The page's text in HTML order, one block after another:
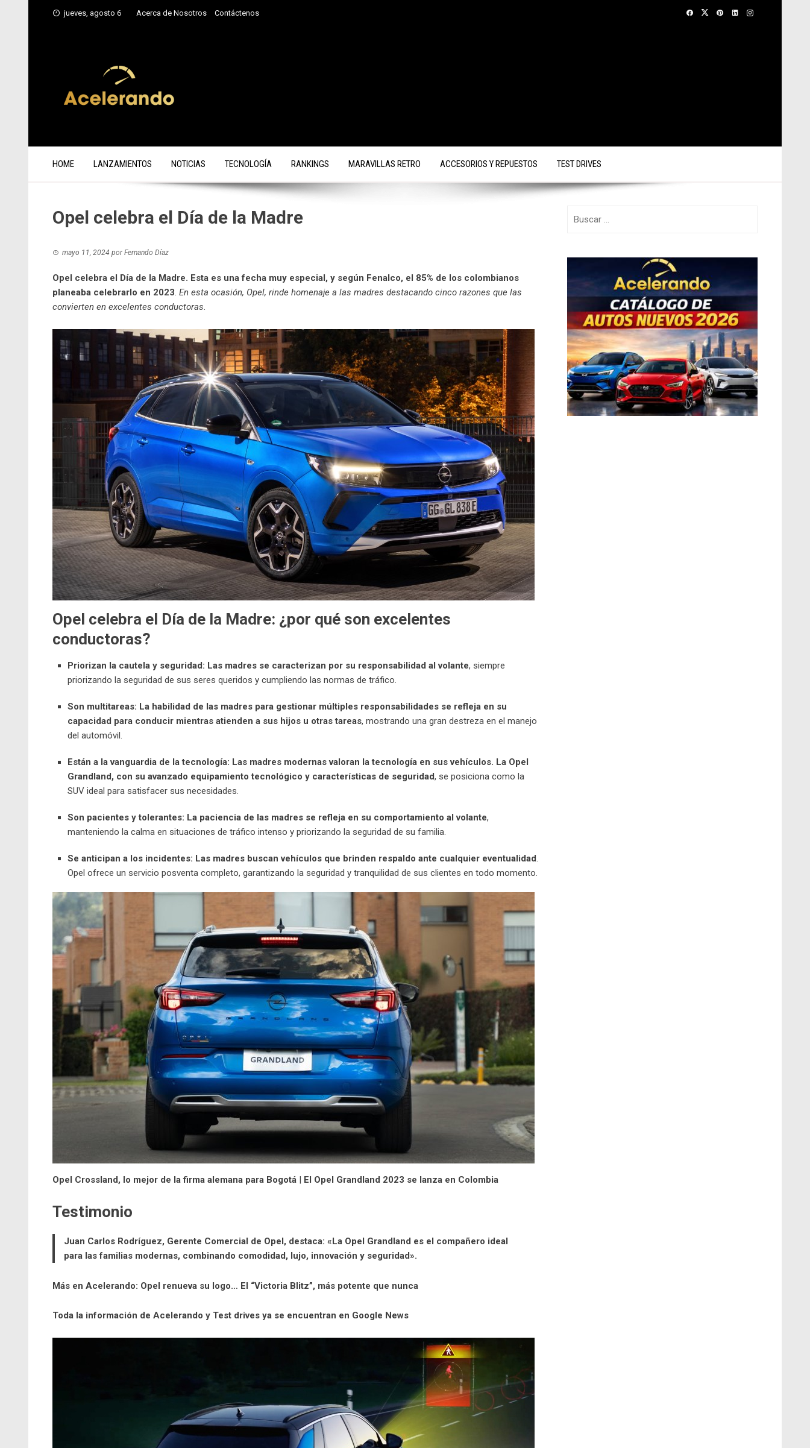
jueves, agosto 6 Acerca de Nosotros Contáctenos
HOME LANZAMIENTOS NOTICIAS TECNOLOGÍA RANKINGS MARAVILLAS RETRO ACCESORIOS Y REPUESTOS TEST DRIVES
Opel celebra el Día de la Madre
mayo 11, 2024 porFernando Díaz
Opel celebra el Día de la Madre. Esta es una fecha muy especial, y según Fenalco, el 85% de los colombianos
planeaba celebrarlo en 2023. En esta ocasión, Opel, rinde homenaje a las madres destacando cinco razones que las
convierten en excelentes conductoras.
Opel celebra el Día de la Madre: ¿por qué son excelentes
conductoras?
Priorizan la cautela y seguridad: Las madres se caracterizan por su responsabilidad al volante, siempre
priorizando la seguridad de sus seres queridos y cumpliendo las normas de tráfico.
Son multitareas: La habilidad de las madres para gestionar múltiples responsabilidades se refleja en su
capacidad para conducir mientras atienden a sus hijos u otras tareas, mostrando una gran destreza en el manejo
del automóvil.
Están a la vanguardia de la tecnología: Las madres modernas valoran la tecnología en sus vehículos. La Opel
Grandland, con su avanzado equipamiento tecnológico y características de seguridad, se posiciona como la
SUV ideal para satisfacer sus necesidades.
Son pacientes y tolerantes: La paciencia de las madres se refleja en su comportamiento al volante,
manteniendo la calma en situaciones de tráfico intenso y priorizando la seguridad de su familia.
Se anticipan a los incidentes: Las madres buscan vehículos que brinden respaldo ante cualquier eventualidad.
Opel ofrece un servicio posventa completo, garantizando la seguridad y tranquilidad de sus clientes en todo momento.
Opel Crossland, lo mejor de la firma alemana para Bogotá | El Opel Grandland 2023 se lanza en Colombia
Testimonio
Juan Carlos Rodríguez, Gerente Comercial de Opel, destaca: «La Opel Grandland es el compañero ideal
para las familias modernas, combinando comodidad, lujo, innovación y seguridad».
Más en Acelerando: Opel renueva su logo… El “Victoria Blitz”, más potente que nunca
Toda la información de Acelerando y Test drives ya se encuentran en Google News